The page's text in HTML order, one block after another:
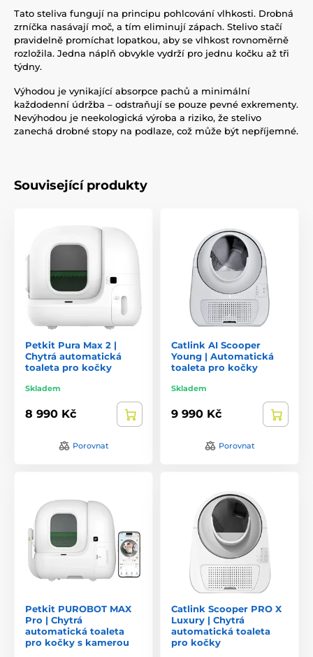
Tato steliva fungují na principu pohlcování vlhkosti. Drobná
zrníčka nasávají moč, a tím eliminují zápach. Stelivo stačí
pravidelně promíchat lopatkou, aby se vlhkost rovnoměrně
rozložila. Jedna náplň obvykle vydrží pro jednu kočku až tři
týdny.
Výhodou je vynikající absorpce pachů a minimální
každodenní údržba – odstraňují se pouze pevné exkrementy.
Nevýhodou je neekologická výroba a riziko, že stelivo
zanechá drobné stopy na podlaze, což může být nepříjemné.
Související produkty
Petkit Pura Max 2 |
Chytrá automatická
toaleta pro kočky
Skladem
8 990 Kč
Porovnat
Catlink AI Scooper
Young | Automatická
toaleta pro kočky
Skladem
9 990 Kč
Porovnat
Petkit PUROBOT MAX
Pro | Chytrá
automatická toaleta
pro kočky s kamerou
Catlink Scooper PRO X
Luxury | Chytrá
automatická toaleta
pro kočky